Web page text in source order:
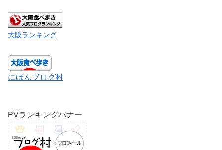
大阪ランキング
にほんブログ村
PVランキングバナー